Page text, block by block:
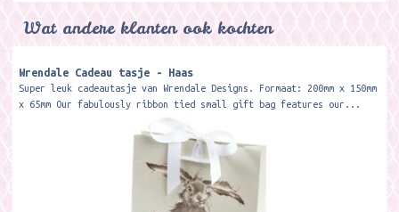
Wat andere klanten ook kochten
Wrendale Cadeau tasje - Haas
Super leuk cadeautasje van Wrendale Designs. Formaat: 200mm x 150mm
x 65mm Our fabulously ribbon tied small gift bag features our...